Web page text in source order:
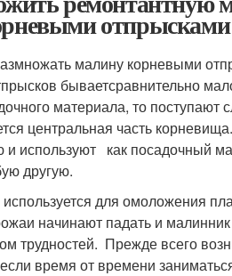
отпрысками
малину корневыми
бываетсравнительно
материала, то
центральная часть
и используют как посадочный
другую.
для омоложения
начинают падать и
трудностей. Прежде всего
время от времени